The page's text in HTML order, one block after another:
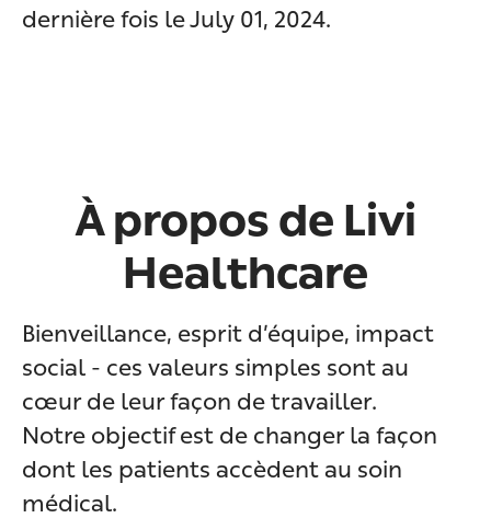
dernière fois le July 01, 2024.
À propos de Livi
Healthcare
Bienveillance, esprit d’équipe, impact
social - ces valeurs simples sont au
cœur de leur façon de travailler.
Notre objectif est de changer la façon
dont les patients accèdent au soin
médical.